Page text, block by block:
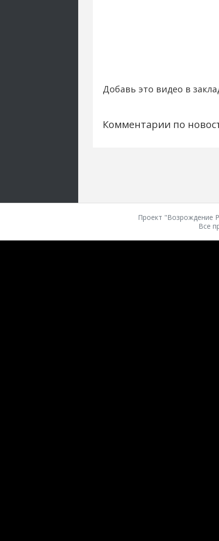
Добавь это видео в
Комментарии по
Проект "Возрождение
Все